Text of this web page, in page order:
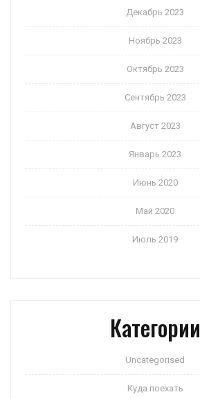
Декабрь 2023
Ноябрь 2023
Октябрь 2023
Сентябрь 2023
Август 2023
Январь 2023
Июнь 2020
Май 2020
Июль 2019
Категории
Uncategorised
Куда поехать